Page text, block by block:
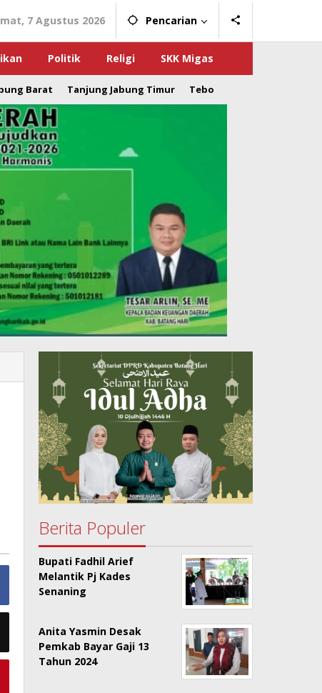
7 Agustus 2026 Pencarian
Politik Religi SKK Migas
Barat Tanjung Jabung Timur Tebo
Berita Populer
Bupati Fadhil Arief
Melantik Pj Kades
Senaning
Anita Yasmin Desak
Pemkab Bayar Gaji 13
Tahun 2024